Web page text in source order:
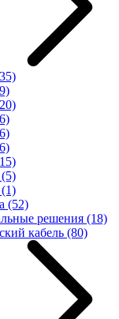
(5)
(1)
(52)
решения (18)
кабель (80)